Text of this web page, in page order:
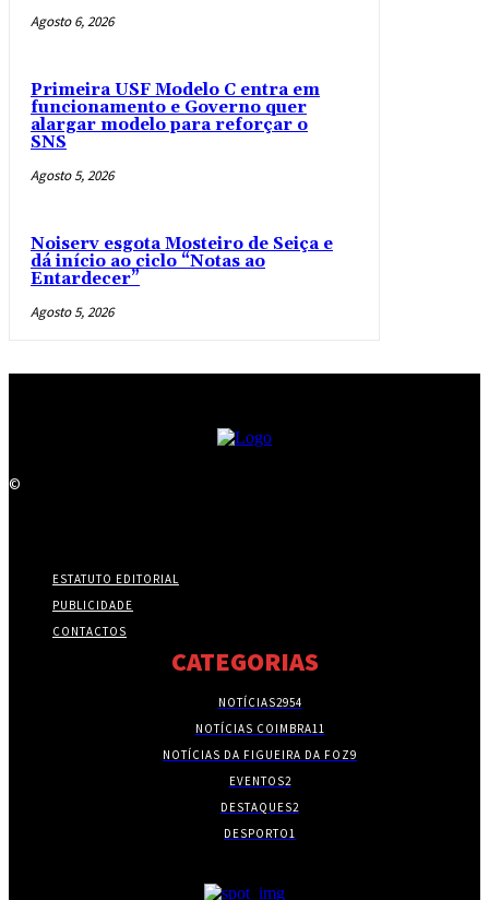
Agosto 6, 2026
Primeira USF Modelo C entra em
funcionamento e Governo quer
alargar modelo para reforçar o
SNS
Agosto 5, 2026
Noiserv esgota Mosteiro de Seiça e
dá início ao ciclo “Notas ao
Entardecer”
Agosto 5, 2026
©
ESTATUTO EDITORIAL
PUBLICIDADE
CONTACTOS
CATEGORIAS
NOTÍCIAS2954
NOTÍCIAS COIMBRA11
NOTÍCIAS DA FIGUEIRA DA FOZ9
EVENTOS2
DESTAQUES2
DESPORTO1